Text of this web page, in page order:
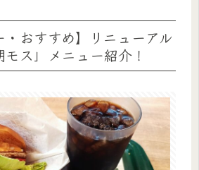
・おすすめ】リニューアル
ス」メニュー紹介！